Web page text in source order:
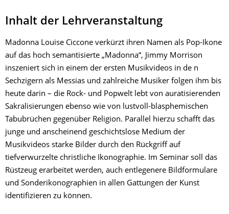
Inhalt der Lehrveranstaltung
Madonna Louise Ciccone verkürzt ihren Namen als Pop-Ikone
auf das hoch semantisierte „Madonna“, Jimmy Morrison
inszeniert sich in einem der ersten Musikvideos in de n
Sechzigern als Messias und zahlreiche Musiker folgen ihm bis
heute darin – die Rock- und Popwelt lebt von auratisierenden
Sakralisierungen ebenso wie von lustvoll-blasphemischen
Tabubrüchen gegenüber Religion. Parallel hierzu schafft das
junge und anscheinend geschichtslose Medium der
Musikvideos starke Bilder durch den Rückgriff auf
tiefverwurzelte christliche Ikonographie. Im Seminar soll das
Rüstzeug erarbeitet werden, auch entlegenere Bildformulare
und Sonderikonographien in allen Gattungen der Kunst
identifizieren zu können.